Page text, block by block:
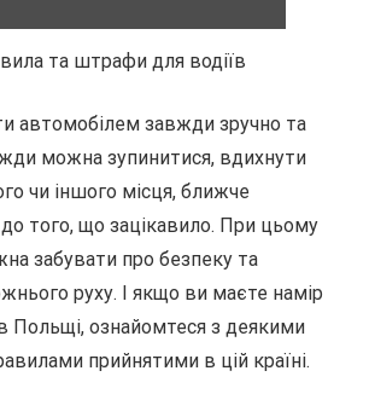
та штрафи для водіїв
автомобілем завжди зручно та
можна зупинитися, вдихнути
чи іншого місця, ближче
того, що зацікавило. При цьому
забувати про безпеку та
руху. І якщо ви маєте намір
Польщі, ознайомтеся з деякими
прийнятими в цій країні.